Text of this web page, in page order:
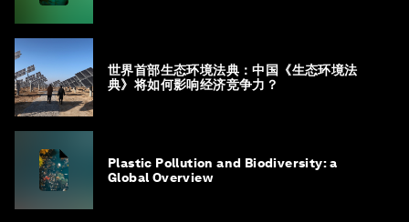
世界首部生态环境法典：中国《生态环境法
典》将如何影响经济竞争力？
Plastic Pollution and Biodiversity: a
Global Overview